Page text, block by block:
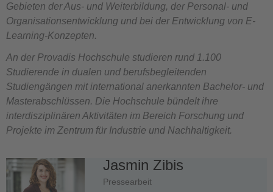
Gebieten der Aus- und Weiterbildung, der Personal- und
Organisationsentwicklung und bei der Entwicklung von E-
Learning-Konzepten.
An der Provadis Hochschule studieren rund 1.100
Studierende in dualen und berufsbegleitenden
Studiengängen mit international anerkannten Bachelor- und
Masterabschlüssen. Die Hochschule bündelt ihre
interdisziplinären Aktivitäten im Bereich Forschung und
Projekte im Zentrum für Industrie und Nachhaltigkeit.
Jasmin Zibis
Pressearbeit